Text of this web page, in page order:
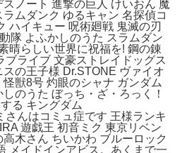
ノート 進撃の巨人 けいおん 魔
ムダンク ゆるキャン 名探偵コ
ハイキュー 呪術廻戦 鬼滅の刃
隊 よふかしのうた スラムダン
晴らしい世界に祝福を! 鋼の錬
ブライブ 文豪ストレイドッグス
の王子様 Dr.STONE ヴァイオ
獣8号 灼眼のシャナ ガンダム
のうた ぼっち・ざ・ろっく！
る キングダム
んはコミュ症です 王様ランキ
遊戯王 初音ミク 東京リベン
木さん ちいかわ ブルーロック
メイドインアビス。あくまで一